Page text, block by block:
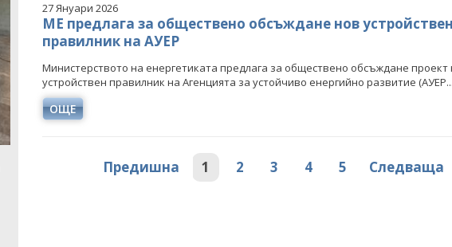
Кирил Темелков: България заяви
водещата си роля в проектната
инициатива за реализация на
комплексен електропреносен
коридор Изток-Запад
водещата си роля в проектната
инициатива за реализация на
комплексен електропреносен
27 Януари 2026
МЕ предлага за обществено обсъждане нов устройствен
правилник на АУЕР
Министерството на енергетиката предлага за обществено обсъждане проект
устройствен правилник на Агенцията за устойчиво енергийно развитие (АУЕР...
ОЩЕ
Предишна 1 2 3 4 5 Следваща